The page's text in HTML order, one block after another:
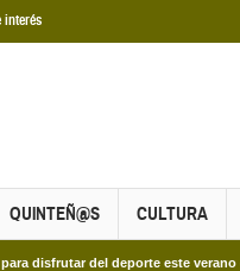
interés
QUINTEÑ@S CULTURA
del deporte este verano en Dos